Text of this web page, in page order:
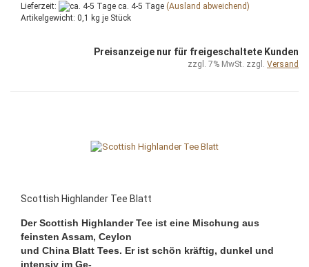
Lieferzeit: ca. 4-5 Tage (Ausland abweichend)
Artikelgewicht: 0,1 kg je Stück
Preisanzeige nur für freigeschaltete Kunden
zzgl. 7% MwSt. zzgl. Versand
Scottish Highlander Tee Blatt
Der Scottish Highlander Tee ist eine Mischung aus
feinsten Assam, Ceylon
und China Blatt Tees. Er ist schön kräftig, dunkel und
intensiv im Ge-